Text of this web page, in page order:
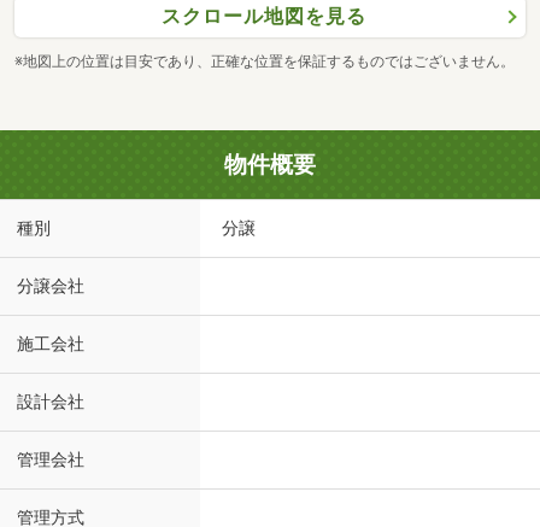
スクロール地図を見る
※地図上の位置は目安であり、正確な位置を保証するものではございません。
物件概要
種別 分譲
分譲会社
施工会社
設計会社
管理会社
管理方式